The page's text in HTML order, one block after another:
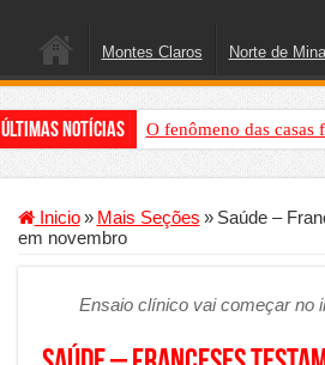
Montes Claros Norte de
Últimas Notícias O fenômeno das
Criador de Sites ou
Conheça a melhor
Inicio » Mais Seções » Saúde –
em novembro
Ensaio clínico vai começar no